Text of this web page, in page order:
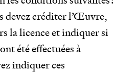
devez créditer l’Œuvre,
la licence et indiquer si
été effectuées à
indiquer ces